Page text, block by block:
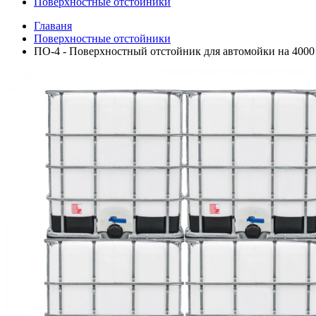
Главаня
Поверхностные отстойники
ПО-4 - Поверхностный отстойник для автомойки на